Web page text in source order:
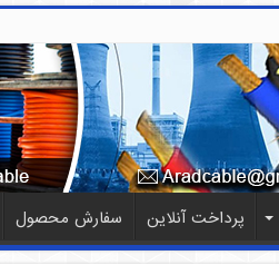
پرداخت آنلاین سفارش محصول